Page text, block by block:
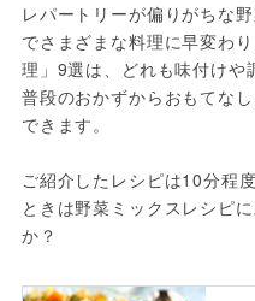
レパートリーが偏りがちな
でさまざまな料理に早変わ
理」9選は、どれも味付けや
普段のおかずからおもてな
できます。
ご紹介したレシピは10分程
ときは野菜ミックスレシピ
か？